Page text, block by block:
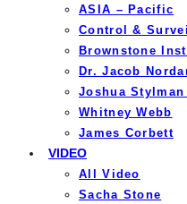
ASIA – Pacific
Control &
Brownstone
Dr. Jacob
Joshua
Whitney Webb
James Corbett
VIDEO
All Video
Sacha Stone